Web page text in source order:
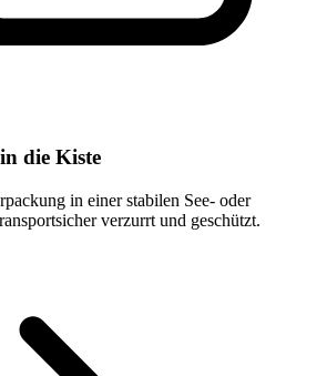
die Kiste
in einer stabilen See- oder
verzurrt und geschützt.